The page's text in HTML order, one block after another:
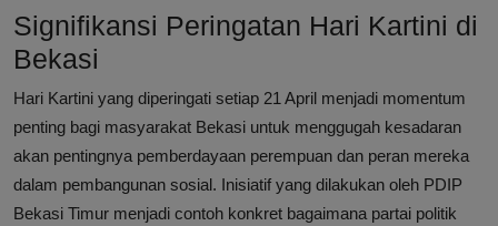
Signifikansi Peringatan Hari Kartini di
Bekasi
Hari Kartini yang diperingati setiap 21 April menjadi momentum
penting bagi masyarakat Bekasi untuk menggugah kesadaran
akan pentingnya pemberdayaan perempuan dan peran mereka
dalam pembangunan sosial. Inisiatif yang dilakukan oleh PDIP
Bekasi Timur menjadi contoh konkret bagaimana partai politik